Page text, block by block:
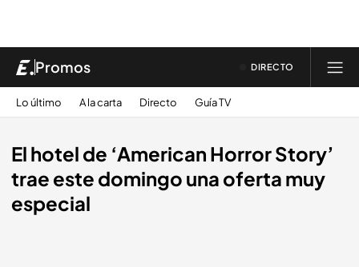
Promos DIRECTO
Lo último A la carta Directo Guía TV
El hotel de ‘American Horror Story’
trae este domingo una oferta muy
especial